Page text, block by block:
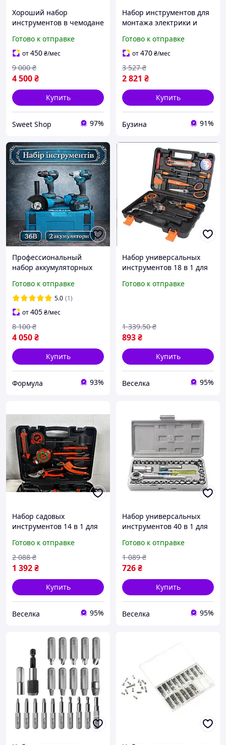
Хороший набор
инструментов в чемодане
набор Ключов для Авто в
Кейсе Наборы ручного
инструмента 399од
Готово к отправке
от450₴/мес
4 500₴
9 000 ₴
Купить
Sweet Shop 97%
Набор инструментов для
монтажа электрики и
15в1 кусачки индикатор
паяльник пинцет buzyna
Готово к отправке
от470₴/мес
2 821 ₴
3 527 ₴
Купить
Бузина 91%
Профессиональный
набор аккумуляторных
стройки и ремонта Набор
с шуруповертом
болгаркой и гайковертом
в кейсе
Готово к отправке
5.0 (1)
от405₴/мес
4 050₴
8 100 ₴
Купить
Формула 93%
Набор универсальных
инструментов 18 в 1 для
отвертками
Готово к отправке
893₴
1 339.50 ₴
Купить
Веселка 95%
Набор садовых
инструментов 14 в 1 для
кейсе с секаторами
лопатой и граблями
FLAME
Готово к отправке
1 392₴
2 088 ₴
Купить
Веселка 95%
Набор универсальных
инструментов 40 в 1 для
разъемами и кейсом
30.5х14х4 см FLAME
Готово к отправке
726₴
1 089 ₴
Купить
Веселка 95%